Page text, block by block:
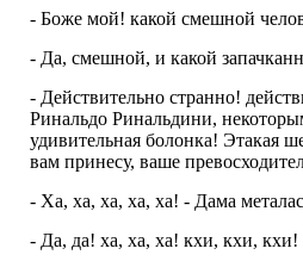
- Боже мой! какой смешной
- Да, смешной, и какой
- Действительно странно!
Ринальдо Ринальдини,
удивительная болонка! Этакая
вам принесу, ваше
- Ха, ха, ха, ха, ха! - Дама
- Да, да! ха, ха, ха! кхи, кхи,